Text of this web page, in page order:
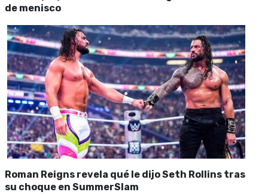
de menisco
Roman Reigns revela qué le dijo Seth Rollins tras
su choque en SummerSlam